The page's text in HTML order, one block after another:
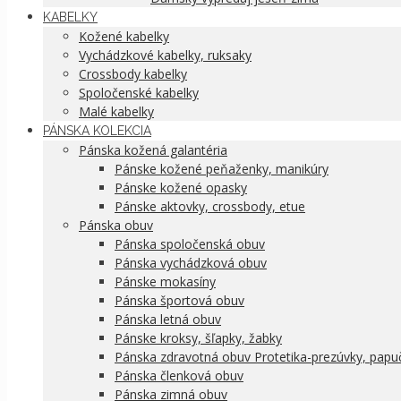
KABELKY
Kožené kabelky
Vychádzkové kabelky, ruksaky
Crossbody kabelky
Spoločenské kabelky
Malé kabelky
PÁNSKA KOLEKCIA
Pánska kožená galantéria
Pánske kožené peňaženky, manikúry
Pánske kožené opasky
Pánske aktovky, crossbody, etue
Pánska obuv
Pánska spoločenská obuv
Pánska vychádzková obuv
Pánske mokasíny
Pánska športová obuv
Pánska letná obuv
Pánske kroksy, šľapky, žabky
Pánska zdravotná obuv Protetika-prezúvky,
Pánska členková obuv
Pánska zimná obuv